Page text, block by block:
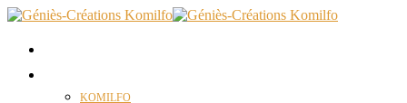
KOMILFO